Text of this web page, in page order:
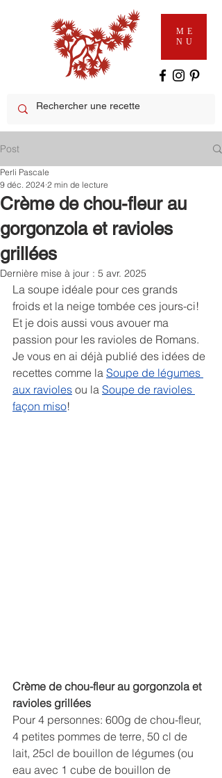
ME
NU
Post
Crème de chou-fleur au
gorgonzola et ravioles
grillées
Perli Pascale
9 déc. 2024 2 min de lecture
Dernière mise à jour : 5 avr. 2025
La soupe idéale pour ces grands
froids et la neige tombée ces jours-ci!
Et je dois aussi vous avouer ma
passion pour les ravioles de Romans.
Je vous en ai déjà publié des idées de
recettes comme la Soupe de légumes
aux ravioles ou la Soupe de ravioles
façon miso!
Crème de chou-fleur au gorgonzola et
ravioles grillées
Pour 4 personnes: 600g de chou-fleur,
4 petites pommes de terre, 50 cl de
lait, 25cl de bouillon de légumes (ou
eau avec 1 cube de bouillon de